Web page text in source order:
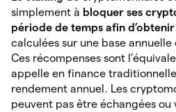
simplement à bloquer ses
période de temps afin
calculées sur une base
Ces récompenses sont
appelle en finance
rendement annuel. Les
peuvent pas être échangées ou